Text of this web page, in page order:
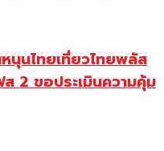
นไทยเที่ยวไทยพลัส
2 ขอประเมินความคุ้ม